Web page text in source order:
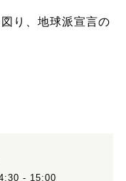
り、地球派宣言の
- 15:00